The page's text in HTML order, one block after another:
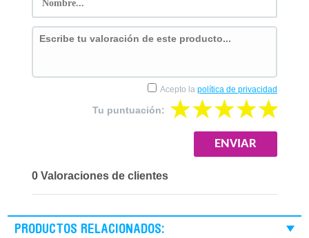
0 Valoraciones de clientes
Tu puntuación:
Acepto la política de privacidad
PRODUCTOS RELACIONADOS: